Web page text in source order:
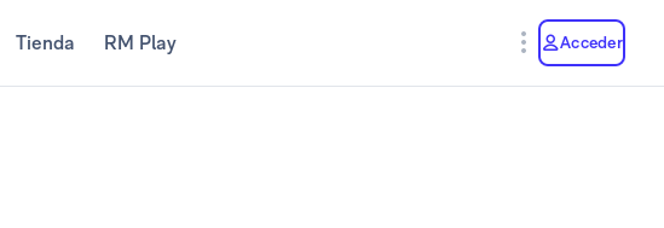
Tienda RM Play Acceder